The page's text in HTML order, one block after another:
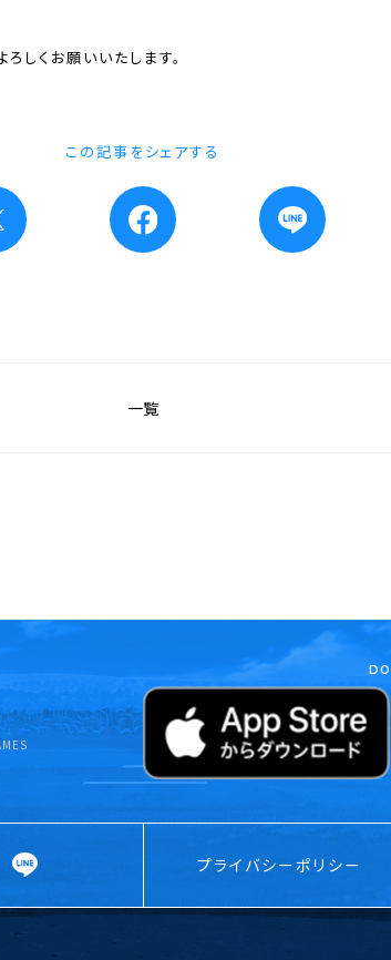
しくお願いいたします。
この記事をシェアする
一覧
プライバシーポリシー